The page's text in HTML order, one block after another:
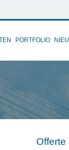
PORTFOLIO